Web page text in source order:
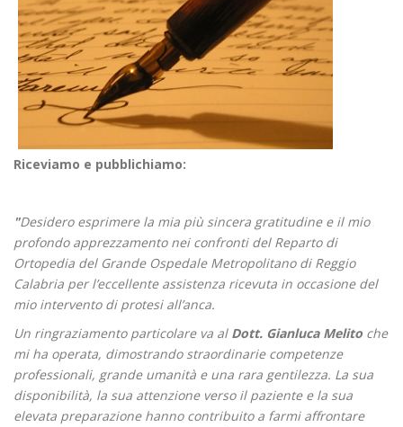
Riceviamo e pubblichiamo:
"Desidero esprimere la mia più sincera gratitudine e il mio
profondo apprezzamento nei confronti del Reparto di
Ortopedia del Grande Ospedale Metropolitano di Reggio
Calabria per l’eccellente assistenza ricevuta in occasione del
mio intervento di protesi all’anca.
Un ringraziamento particolare va al Dott. Gianluca Melito che
mi ha operata, dimostrando straordinarie competenze
professionali, grande umanità e una rara gentilezza. La sua
disponibilità, la sua attenzione verso il paziente e la sua
elevata preparazione hanno contribuito a farmi affrontare